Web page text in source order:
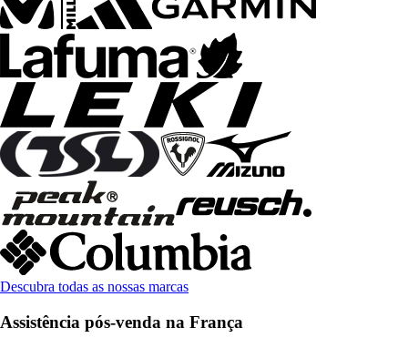
Descubra todas as nossas marcas
Assistência pós-venda na França